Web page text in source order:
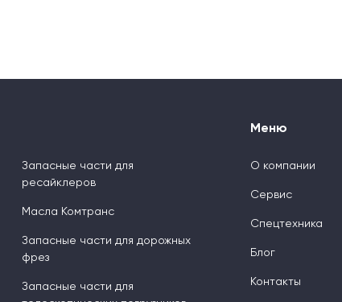
Запасные части для
ресайклеров
Масла Комтранс
Запасные части для дорожных
фрез
Запасные части для
Меню
О компании
Сервис
Спецтехника
Блог
Контакты